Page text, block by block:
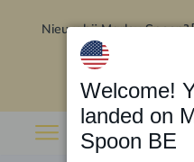
Nieuw bij Marley Spoon?
Welcome!
landed on
Spoon BE